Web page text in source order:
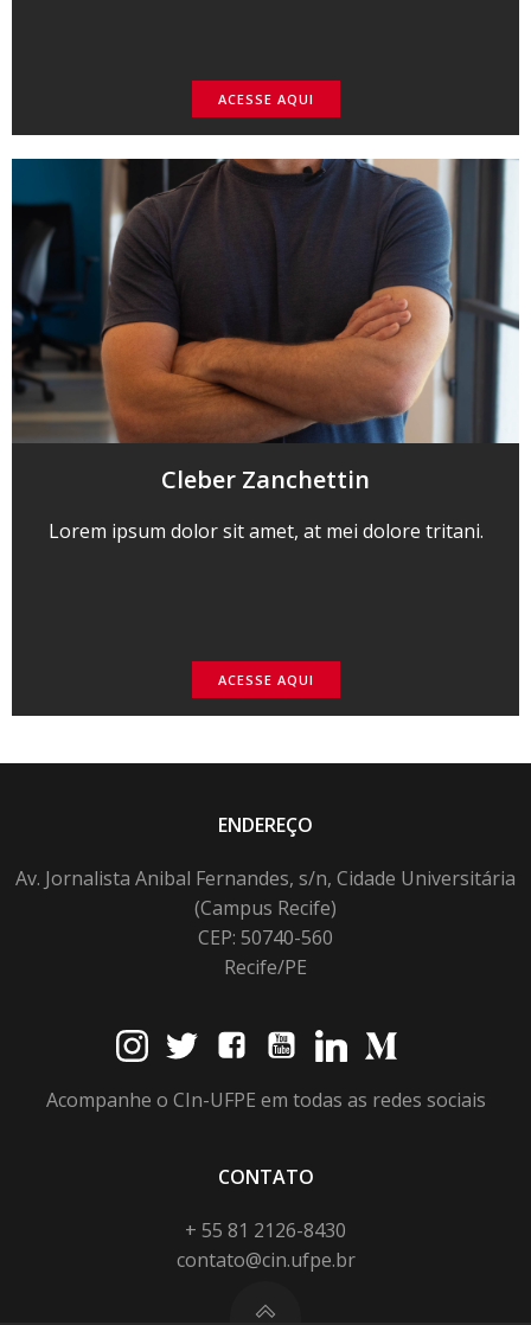
ACESSE AQUI
Cleber Zanchettin
Lorem ipsum dolor sit amet, at mei dolore tritani.
ACESSE AQUI
ENDEREÇO
Av. Jornalista Anibal Fernandes, s/n, Cidade Universitária
(Campus Recife)
CEP: 50740-560
Recife/PE
Acompanhe o CIn-UFPE em todas as redes sociais
CONTATO
+ 55 81 2126-8430
contato@cin.ufpe.br